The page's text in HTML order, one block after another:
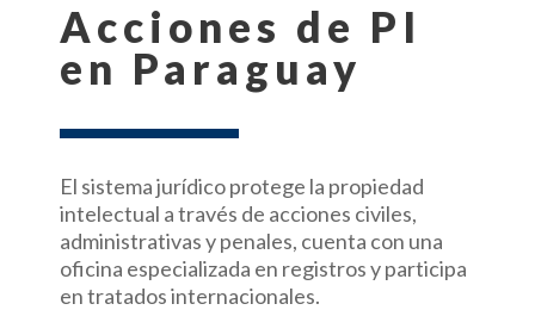
Acciones de PI
en Paraguay
El sistema jurídico protege la propiedad
intelectual a través de acciones civiles,
administrativas y penales, cuenta con una
oficina especializada en registros y participa
en tratados internacionales.